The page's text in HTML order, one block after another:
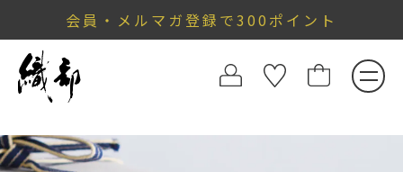
会員・メルマガ登録で300ポイント